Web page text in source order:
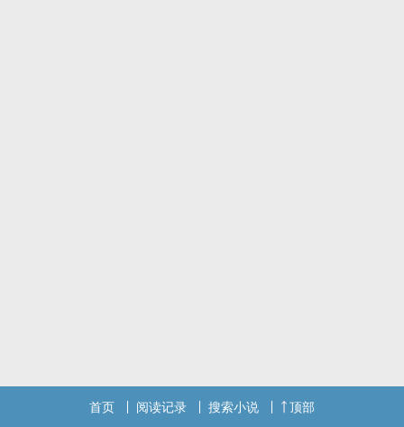
首页 阅读记录 搜索小说 顶部